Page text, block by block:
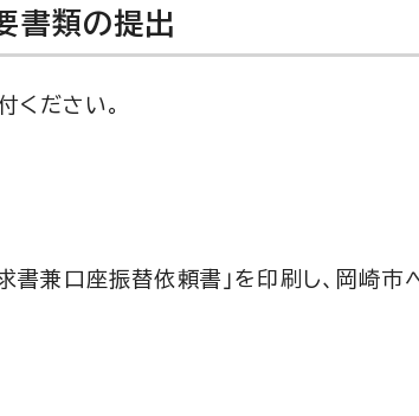
書類の提出
ください。
書兼口座振替依頼書」を印刷し、岡崎